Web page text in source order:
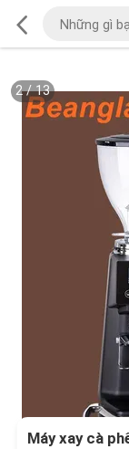
2/13
Máy xay cà